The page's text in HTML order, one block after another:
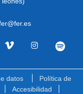
datos
Política de
Accesibilidad